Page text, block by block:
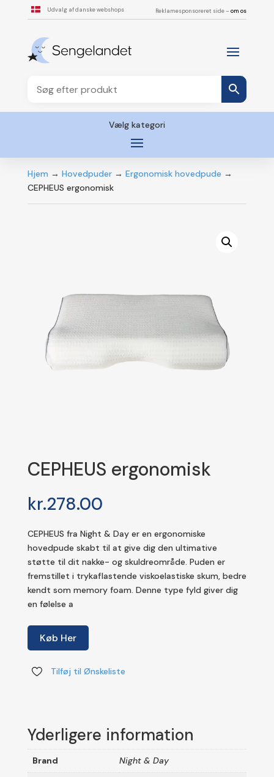
Udvalg af danske webshops Reklamesponsoreret side –om os
Vælg kategori
Hjem → Hovedpuder→ Ergonomisk hovedpude →
CEPHEUS ergonomisk
CEPHEUS ergonomisk
kr.278.00
CEPHEUS fra Night & Day er en ergonomiske
hovedpude skabt til at give dig den ultimative
støtte til dit nakke- og skuldreområde. Puden er
fremstillet i trykaflastende viskoelastiske skum, bedre
kendt som memory foam. Denne type fyld giver dig
en følelse a
Køb Her
Tilføj til Ønskeliste
Yderligere information
Brand Night & Day